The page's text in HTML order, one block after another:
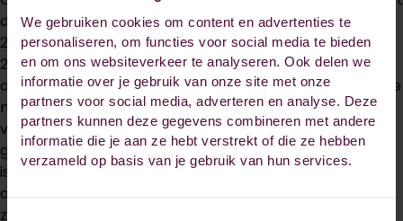
We gebruiken cookies om content en advertenties te
personaliseren, om functies voor social media te bieden
en om ons websiteverkeer te analyseren. Ook delen we
informatie over je gebruik van onze site met onze
partners voor social media, adverteren en analyse. Deze
partners kunnen deze gegevens combineren met andere
informatie die je aan ze hebt verstrekt of die ze hebben
verzameld op basis van je gebruik van hun services.
deze incompany-opleiding. " De groep bestaat zelfs uit
20 personen i.p.v. de beoogde 15 en we hebben ook nog
2 externe verpleegkundige aan kunnen laten sluiten."
aldus Carole. Deze postbachelor biedt hen niet alleen de
mogelijkheid om zich verder te specialiseren in het
verpleegkundig vakgebied, maar ook om verder te
groeien als waardevolle leden van onze zorgteams. "Het
is geweldig dat we deze kans krijgen om te blijven
ontwikkelen in ons vak, binnen onze eigen organisatie,"
zegt een enthousiaste deelnemer. De colleges vinden